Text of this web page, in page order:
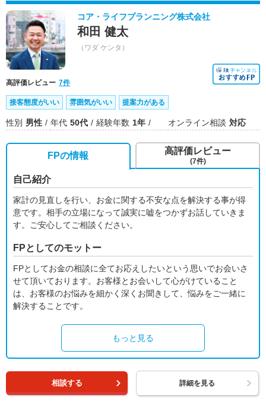
コア・ライフプランニング株式会社
和田 健太
（ワダ ケンタ）
高評価レビュー 7件
接客態度がいい 雰囲気がいい 提案力がある
性別 男性 年代 50代 経験年数 1年 オンライン相談 対応
FPの情報
自己紹介
家計の見直しを行い、お金に関する不安な点を解決する事が得
意です。相手の立場になって誠実に嘘をつかずお話していきま
す。ご安心してご相談ください。
FPとしてのモットー
FPとしてお金の相談に全てお応えしたいという思いでお会いさ
せて頂いております。お客様とお会いして心がけていること
は、お客様のお悩みを細かく深くお聞きして、悩みをご一緒に
解決することです。
もっと見る
高評価レビュー
(7件)
相談する 詳細を見る